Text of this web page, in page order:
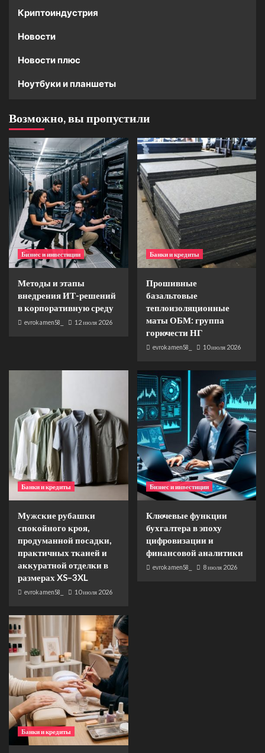
Криптоиндустрия
Новости
Новости плюс
Ноутбуки и планшеты
Возможно, вы пропустили
Бизнес и инвестиции
Методы и этапы
внедрения ИТ-решений
в корпоративную среду
evrokamen58_ 12 июля 2026
Банки и кредиты
Прошивные
базальтовые
теплоизоляционные
маты ОБМ: группа
горючести НГ
evrokamen58_ 10 июля 2026
Банки и кредиты
Мужские рубашки
спокойного кроя,
продуманной посадки,
практичных тканей и
аккуратной отделки в
размерах XS–3XL
evrokamen58_ 10 июля 2026
Бизнес и инвестиции
Ключевые функции
бухгалтера в эпоху
цифровизации и
финансовой аналитики
evrokamen58_ 8 июля 2026
Банки и кредиты